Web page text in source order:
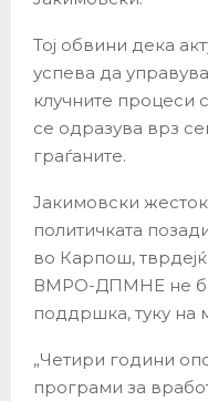
Тој обвини дека
успева да
клучните процеси
се одразува врз
граѓаните.
Јакимовски
политичката
во Карпош,
ВМРО-ДПМНЕ не
поддршка, туку на
„Четири години
програми за